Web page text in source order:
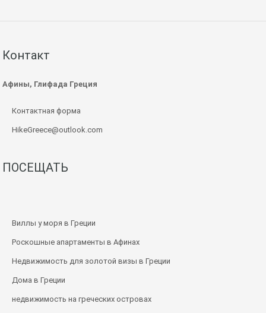
Контакт
Афины, Глифада Греция
Контактная форма
HikeGreece@outlook.com
ПОСЕЩАТЬ
Виллы у моря в Греции
Роскошные апартаменты в Афинах
Недвижимость для золотой визы в Греции
Дома в Греции
недвижимость на греческих островах